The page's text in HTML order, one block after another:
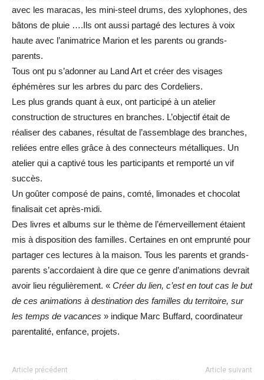
avec les maracas, les mini-steel drums, des xylophones, des
bâtons de pluie ….Ils ont aussi partagé des lectures à voix
haute avec l’animatrice Marion et les parents ou grands-
parents.
Tous ont pu s’adonner au Land Art et créer des visages
éphémères sur les arbres du parc des Cordeliers.
Les plus grands quant à eux, ont participé à un atelier
construction de structures en branches. L’objectif était de
réaliser des cabanes, résultat de l’assemblage des branches,
reliées entre elles grâce à des connecteurs métalliques. Un
atelier qui a captivé tous les participants et remporté un vif
succès.
Un goûter composé de pains, comté, limonades et chocolat
finalisait cet après-midi.
Des livres et albums sur le thème de l’émerveillement étaient
mis à disposition des familles. Certaines en ont emprunté pour
partager ces lectures à la maison. Tous les parents et grands-
parents s’accordaient à dire que ce genre d’animations devrait
avoir lieu régulièrement. « Créer du lien, c’est en tout cas le but
de ces animations à destination des familles du territoire, sur
les temps de vacances » indique Marc Buffard, coordinateur
parentalité, enfance, projets.
Article précédent Article suivant